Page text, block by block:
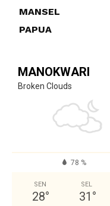
MANSEL
PAPUA
MANOKWARI
Broken Clouds
78 %
SEN
28°
SEL
31 °